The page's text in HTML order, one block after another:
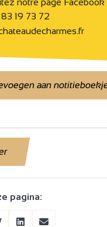
notre page Facebook
19 73 72
aan
pagina: